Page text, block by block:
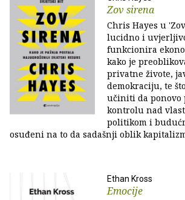
Zov sirena
Chris Hayes u
lucidno i
funkcionira
kako je
privatne živote,
demokraciju, te
učiniti da ponovo
kontrolu nad
politikom i
osuđeni na to da sadašnji oblik
Ethan Kross
Emocije